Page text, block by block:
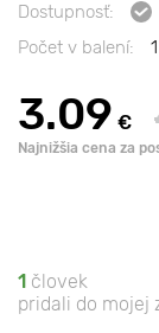
Dostupnosť:
Počet v balení:
3.09 €
Najnižšia cena za
1 človek
pridali do mojej